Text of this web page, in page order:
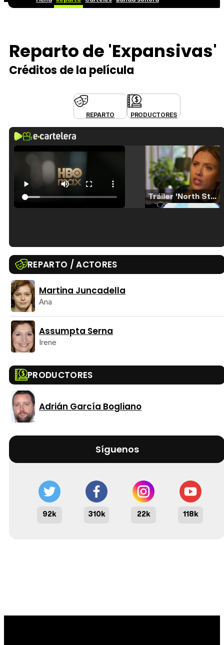
Reparto de 'Expansivas'
Créditos de la película
REPARTO PRODUCTORES
Tráiler 'North Star' (2023)
Tráiler en español de 'La isla olvidada'
Tráiler Oficial en VOSE 'The Audacity'
REPARTO / ACTORES
Martina Juncadella
Ana
Assumpta Serna
Irene
PRODUCTORES
Adrián García Bogliano
Síguenos
92k 310k 22k 118k